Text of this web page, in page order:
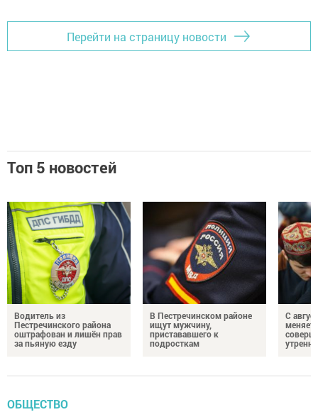
Перейти на страницу новости
Топ 5 новостей
Водитель из
Пестречинского района
оштрафован и лишён прав
за пьяную езду
В Пестречинском районе
ищут мужчину,
пристававшего к
подросткам
С
ОБЩЕСТВО